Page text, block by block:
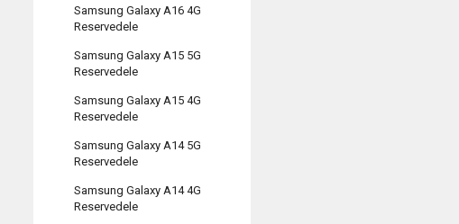
Samsung Galaxy A16 4G
Reservedele
Samsung Galaxy A15 5G
Reservedele
Samsung Galaxy A15 4G
Reservedele
Samsung Galaxy A14 5G
Reservedele
Samsung Galaxy A14 4G
Reservedele